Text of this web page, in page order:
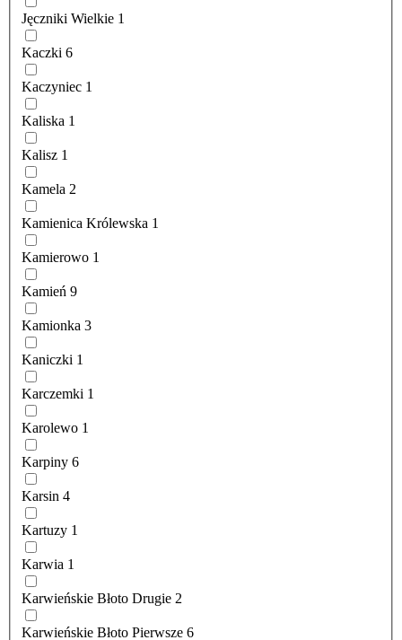
Jęczniki Wielkie 1
Kaczki 6
Kaczyniec 1
Kaliska 1
Kalisz 1
Kamela 2
Kamienica Królewska 1
Kamierowo 1
Kamień 9
Kamionka 3
Kaniczki 1
Karczemki 1
Karolewo 1
Karpiny 6
Karsin 4
Kartuzy 1
Karwia 1
Karwieńskie Błoto Drugie 2
Karwieńskie Błoto Pierwsze 6